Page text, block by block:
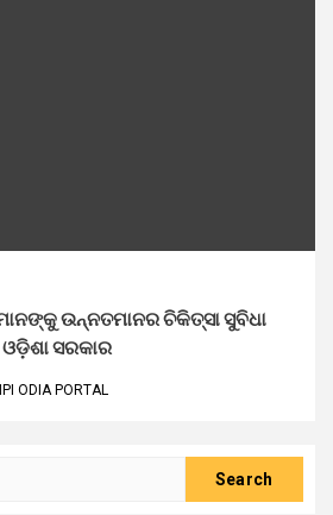
ଉନ୍ନତମାନର ଚିକିତ୍ସା ସୁବିଧା
ସରକାର
ODIA PORTAL